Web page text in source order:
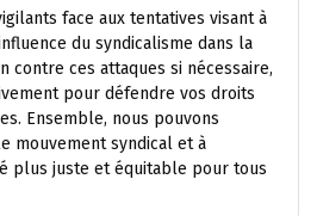
face aux tentatives visant à
du syndicalisme dans la
contre ces attaques si nécessaire,
pour défendre vos droits
Ensemble, nous pouvons
mouvement syndical et à
plus juste et équitable pour tous